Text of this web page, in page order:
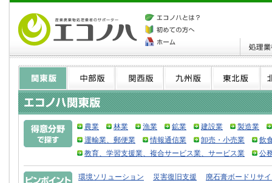
農業 林業 漁業 鉱業 建設業
製造業
運輸業、郵便業
情報通信業 卸売・小売業
飲
教育、学習支援業、複合サービス業、サービス業
公
環境ソリューション 災害復旧支援
廃石膏ボードリサ